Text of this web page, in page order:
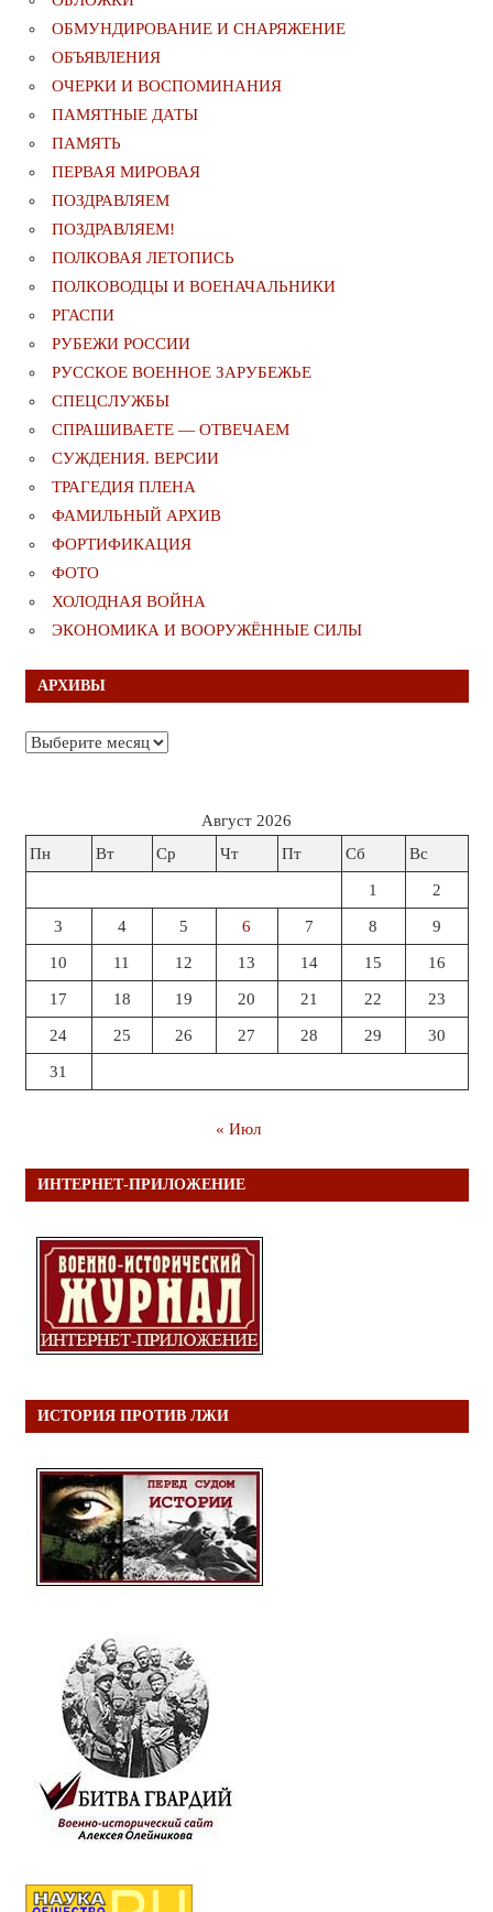
ОБМУНДИРОВАНИЕ И СНАРЯЖЕНИЕ
ОБЪЯВЛЕНИЯ
ОЧЕРКИ И ВОСПОМИНАНИЯ
ПАМЯТНЫЕ ДАТЫ
ПАМЯТЬ
ПЕРВАЯ МИРОВАЯ
ПОЗДРАВЛЯЕМ
ПОЗДРАВЛЯЕМ!
ПОЛКОВАЯ ЛЕТОПИСЬ
ПОЛКОВОДЦЫ И ВОЕНАЧАЛЬНИКИ
РГАСПИ
РУБЕЖИ РОССИИ
РУССКОЕ ВОЕННОЕ ЗАРУБЕЖЬЕ
СПЕЦСЛУЖБЫ
СПРАШИВАЕТЕ — ОТВЕЧАЕМ
СУЖДЕНИЯ. ВЕРСИИ
ТРАГЕДИЯ ПЛЕНА
ФАМИЛЬНЫЙ АРХИВ
ФОРТИФИКАЦИЯ
ФОТО
ХОЛОДНАЯ ВОЙНА
ЭКОНОМИКА И ВООРУЖЁННЫЕ СИЛЫ
АРХИВЫ
Архивы
Август 2026
Пн
Вт Ср Чт Пт Сб Вс
1 2
3 4 5 6 7 8 9
10 11 12 13 14 15 16
17 18 19 20 21 22 23
24 25 26 27 28 29 30
31
« Июл
ИНТЕРНЕТ-ПРИЛОЖЕНИЕ
ИСТОРИЯ ПРОТИВ ЛЖИ